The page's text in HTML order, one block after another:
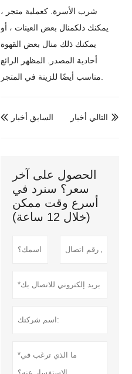
شرب الأسرة. كعملية متجر ،
يمكنك ذلكمنال بعض العينات ، أو
يمكنك ذلك منال بعض القهوة
أحادية المصدر. المظهر الرائع
 السابق أخبار  التالي أخبار
الحصول على آخر
سعر؟ سنرد في
أسرع وقت ممكن
(خلال 12 ساعة)